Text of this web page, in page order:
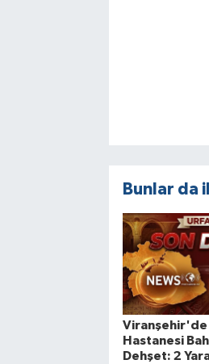
Bunlar da
Viranşehir'de
Hastanesi
Dehşet: 2